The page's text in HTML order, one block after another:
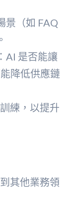
景（如 FAQ
AI 是否能讓
降低供應鏈
練，以提升
其他業務領